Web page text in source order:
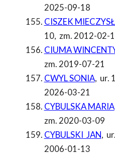
2025-09-18
CISZEK
10, zm. 2012-02-
CIUMA
zm. 2019-07-21
CWYL SONIA, ur.
2026-03-21
CYBULSKA MARIA
zm. 2020-03-09
CYBULSKI JAN,
2006-01-13